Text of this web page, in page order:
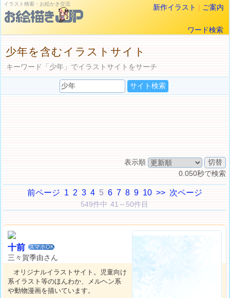
イラスト検索・お絵かき交流 新作イラスト | ご案内
ワード検索
少年を含むイラストサイト
キーワード「少年」でイラストサイトをサーチ
表示順
0.050秒で検索
前ページ 1 2 3 4 5 6 7 8 9 10 >> 次ページ
549件中 41～50件目
十前 スマホOK
三々賀季由さん
オリジナルイラストサイト。児童向け
系イラスト等のほんわか、メルヘン系
や動物漫画を描いています。